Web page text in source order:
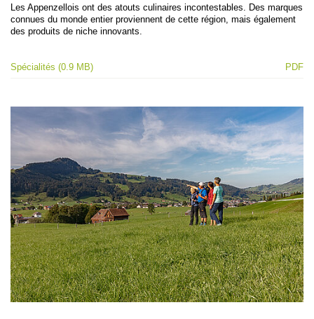
Les Appenzellois ont des atouts culinaires incontestables. Des marques
connues du monde entier proviennent de cette région, mais également
des produits de niche innovants.
Spécialités (0.9 MB) PDF